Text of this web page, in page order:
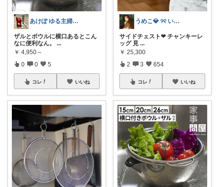
あけぽ ゆる主婦の生活便利グッズ
ザルとボウルに横口あるとこん
なに便利なん。
...
￥ 4,950～
0 0 5
コレ いいね
うめこ💎 ୨୧ いつも感謝 ୨୧
サイドチェスト❤︎ チャンキーレ
ッグ 見 ...
￥ 25,300
2 3 654
コレ いいね